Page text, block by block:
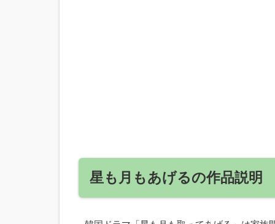
星も月もあげるの作品説明